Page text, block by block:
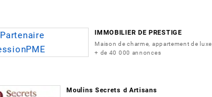
IMMOBILIER DE PRESTIGE
Maison de charme, appartement de luxe,
+ de 40 000 annonces
Moulins Secrets d Artisans